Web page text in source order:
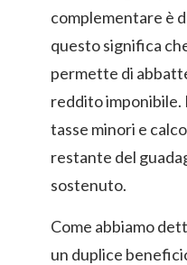
complementare è
questo significa
permette di
reddito imponibile.
tasse minori e
restante del
sostenuto.
Come abbiamo
un duplice